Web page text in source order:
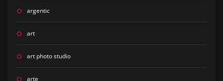
argentic
art
art photo studio
arte